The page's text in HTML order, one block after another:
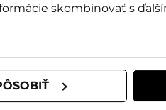
skombinovať s
LIST